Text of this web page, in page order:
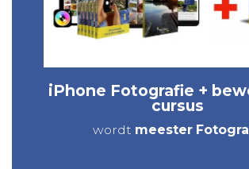
iPhone Fotografie +
cursus
wordt meester